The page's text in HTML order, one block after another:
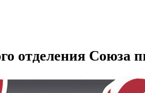
отделения Союза